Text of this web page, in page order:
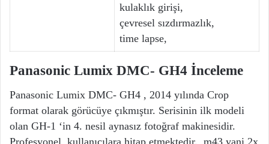
kulaklık girişi,
çevresel sızdırmazlık,
time lapse,
Panasonic Lumix DMC- GH4 İnceleme
Panasonic Lumix DMC- GH4 , 2014 yılında Crop
format olarak görücüye çıkmıştır. Serisinin ilk modeli
olan GH-1 ‘in 4. nesil aynasız fotoğraf makinesidir.